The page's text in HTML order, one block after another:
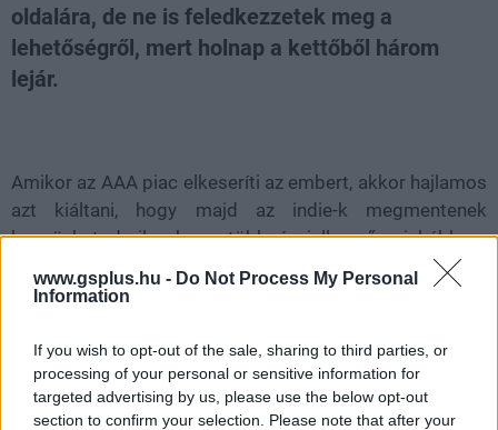
www.gsplus.hu - Do Not Process My Personal
Information
If you wish to opt-out of the sale, sharing to third parties, or
processing of your personal or sensitive information for
targeted advertising by us, please use the below opt-out
section to confirm your selection. Please note that after your
oldalára, de ne is feledkezzetek meg a
lehetőségről, mert holnap a kettőből három
lejár.
Amikor az AAA piac elkeseríti az embert, akkor hajlamos
azt kiáltani, hogy majd az indie-k megmentenek
bennünket, de ilyenkor a többség jellemzően inkább az
AA címek felé mozog ahelyett, hogy felkutatná a valódi
független projekteket. Az Itch.io az utóbbiaknak ad egy
sokszor fura és megfejthetetlen művészeti alkotásaikat,
melyeket aztán imádunk a szívünkbe zárni.